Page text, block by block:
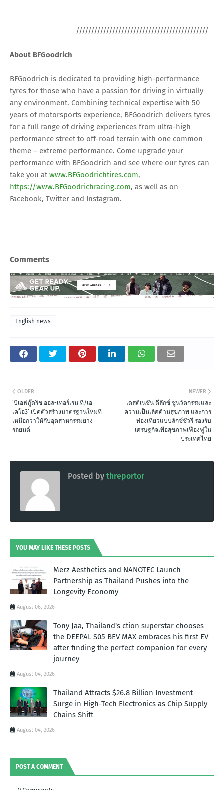
////////////////////////////////////////////
About BFGoodrich
BFGoodrich is dedicated to providing high-performance
tyres for those who have a passion for driving in virtually
any environment. Combining technical expertise with 50
years of motorsports experience, BFGoodrich delivers tyres
for a full range of driving experiences from ultra-high
performance street to off-road terrain with one common
theme – extreme performance. Come upgrade your
performance with BFGoodrich and see where our tyres can
take you atwww.BFGoodrichtires.com,
https://www.BFGoodrichracing.com, as well as on
Facebook, Twitter and Instagram.
Comments
English news
NEWER
เดสติเนชั่น ดีลักซ์ ชูนวัตกรรมและ
ความเป็นเลิศด้านสุขภาพ และการ
ท่องเที่ยวแบบลักซ์ชัวรี รองรับ
เศรษฐกิจเพื่อสุขภาพเฟื่องฟูใน
ประเทศไทย
OLDER
‘บีเอฟกู๊ดริช ออล-เทอร์เรน ที/เอ
เคโอ3’ เปิดตัวสร้างมาตรฐานใหม่ที่
เหนือกว่าให้กับอุตสาหกรรมยาง
รถยนต์
Posted by threportor
YOU MAY LIKE THESE POSTS
Merz Aesthetics and NANOTEC Launch
Partnership as Thailand Pushes into the
Longevity Economy
August 06, 2026
Tony Jaa, Thailand's ction superstar chooses
the DEEPAL S05 BEV MAX embraces his first EV
after finding the perfect companion for every
journey
August 04, 2026
Thailand Attracts $26.8 Billion Investment
Surge in High-Tech Electronics as Chip Supply
Chains Shift
August 04, 2026
POST A COMMENT